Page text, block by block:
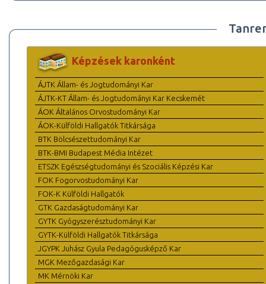
Képzések karonként
ÁJTK Állam- és Jogtudományi Kar
ÁJTK-KT Állam- és Jogtudományi Kar Kecskemét
ÁOK Általános Orvostudományi Kar
ÁOK-Külföldi Hallgatók Titkársága
BTK Bölcsészettudományi Kar
BTK-BMI Budapest Média Intézet
ETSZK Egészségtudományi és Szociális Képzési Kar
FOK Fogorvostudományi Kar
FOK-K Külföldi Hallgatók
GTK Gazdaságtudományi Kar
GYTK Gyógyszerésztudományi Kar
GYTK-Külföldi Hallgatók Titkársága
JGYPK Juhász Gyula Pedagógusképző Kar
MGK Mezőgazdasági Kar
MK Mérnöki Kar